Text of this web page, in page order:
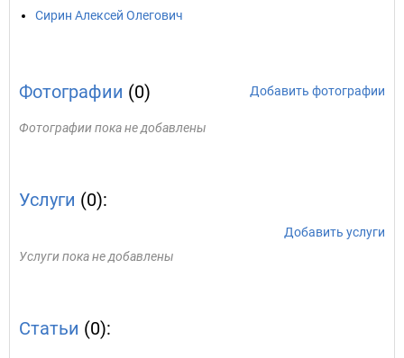
Сирин Алексей Олегович
Фотографии (0) Добавить фотографии
Фотографии пока не добавлены
Услуги (0):
Добавить услуги
Услуги пока не добавлены
Статьи (0):